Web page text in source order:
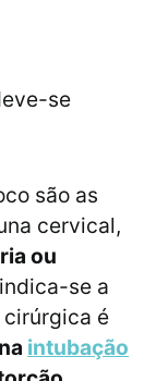
se
são as
cervical,
ou
indica-se a
é
intubação